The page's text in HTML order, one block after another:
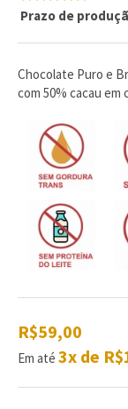
0
5
com
0
Prazo de
Chocolate Puro e
com 50% cacau em
R$59,00
Em até 3x de